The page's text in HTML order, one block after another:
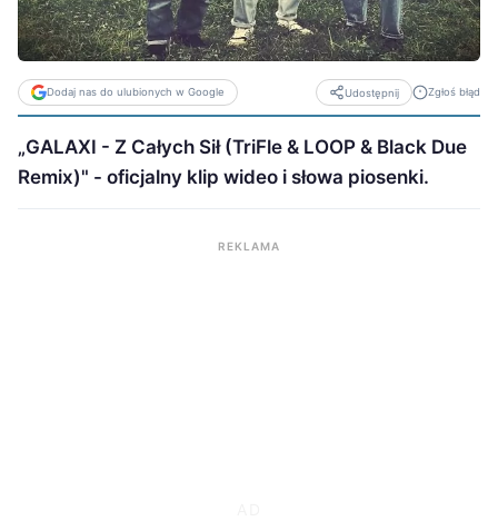
Dodaj nas do ulubionych w Google Udostępnij Zgłoś błąd
„GALAXI - Z Całych Sił (TriFle & LOOP & Black Due
Remix)" - oficjalny klip wideo i słowa piosenki.
REKLAMA